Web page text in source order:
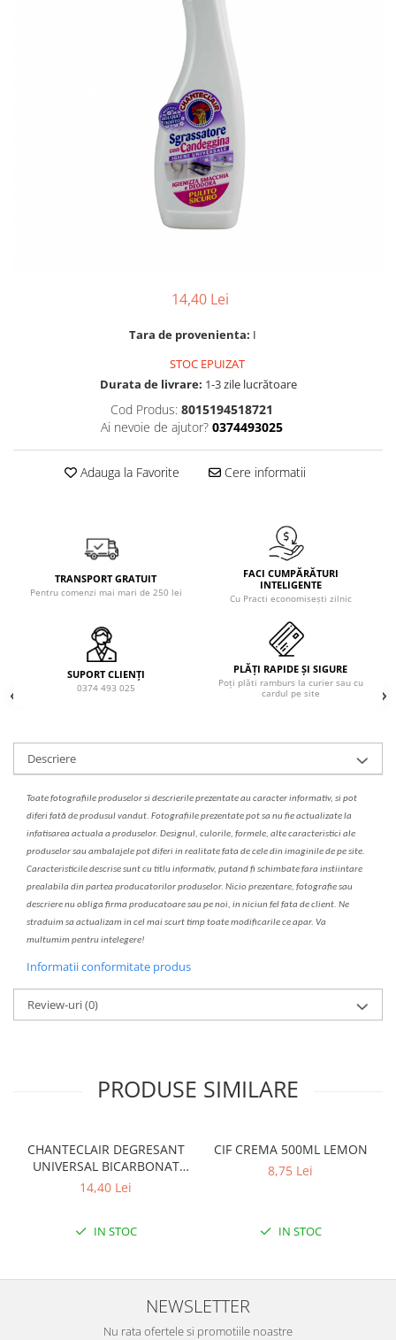
Folie aluminiu,folie alimentara
Solutie de indepartat rugina si
Sapun lichid, sapun
Tratament pentru par, conditioner
pentru par, masca de par
Vata demachianta
14,40 Lei
Tara de provenienta: I
STOC EPUIZAT
Durata de livrare: 1-3 zile lucrătoare
Cod Produs: 8015194518721
Ai nevoie de ajutor? 0374493025
Adauga la Favorite Cere informatii
TRANSPORT GRATUIT
Pentru comenzi mai mari de 250 lei
FACI CUMPĂRĂTURI
INTELIGENTE
Cu Practi economisești zilnic
SUPORT CLIENȚI
0374 493 025
PLĂȚI RAPIDE ȘI SIGURE
Poți plăti ramburs la curier sau cu
cardul pe site
Descriere
Toate fotografiile produselorsidescrierileprezentate au caracter informativ, si pot
diferi fată de produsul vandut. Fotografiile prezentate pot sa nu fie actualizate la
infatisarea actuala a produselor. Designul, culorile, formele, alte caracteristici ale
produselor sau ambalajele pot diferi in realitate fata de cele din imaginile de pe site.
Caracteristicile descrise sunt cu titlu informativ, putand fi schimbate fara instiintare
prealabila din partea producatorilor produselor. Nicio prezentare, fotografie sau
descriere nu obliga firma producatoare sau pe noi, in niciun fel fata de client. Ne
straduim sa actualizam in cel mai scurt timp toate modificarile ce apar. Va
multumim pentru intelegere!
Informatii conformitate produs
Review-uri(0)
PRODUSE SIMILARE
CHANTECLAIR DEGRESANT
UNIVERSAL BICARBONAT
600ML CU PULVERIZATOR
14,40 Lei
IN STOC
CIF CREMA 500ML LEMON
8,75 Lei
IN STOC
NEWSLETTER
Nu rata ofertele si promotiile noastre